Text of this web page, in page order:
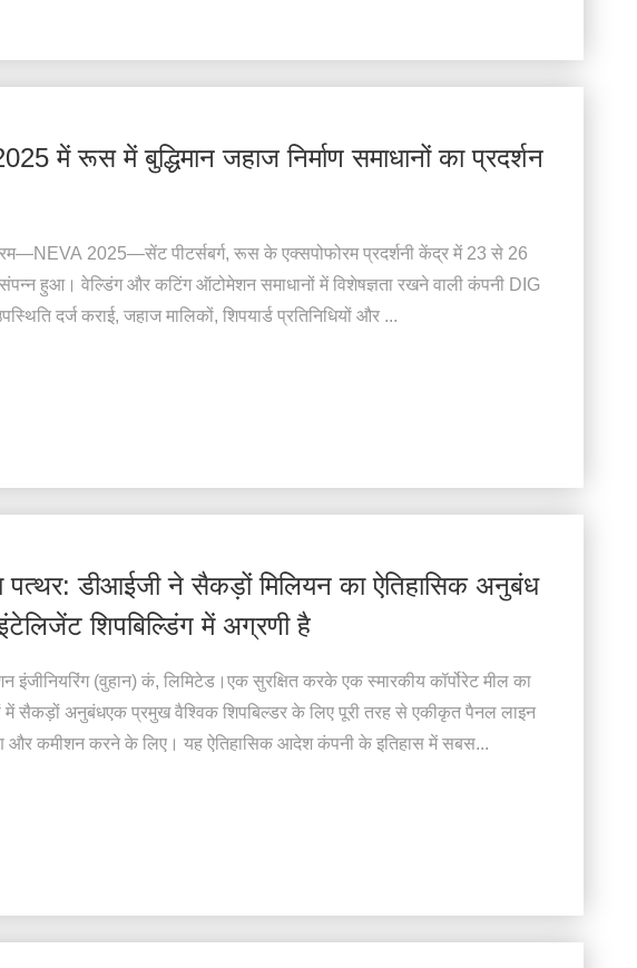
में रूस में बुद्धिमान जहाज निर्माण समाधानों का प्रदर्शन
2025—सेंट पीटर्सबर्ग, रूस के एक्सपोफोरम प्रदर्शनी केंद्र में 23 से 26
हुआ। वेल्डिंग और कटिंग ऑटोमेशन समाधानों में विशेषज्ञता रखने वाली कंपनी DIG
दर्ज कराई, जहाज मालिकों, शिपयार्ड प्रतिनिधियों और ...
पत्थर: डीआईजी ने सैकड़ों मिलियन का ऐतिहासिक अनुबंध
शिपबिल्डिंग में अग्रणी है
इंजीनियरिंग (वुहान) कं, लिमिटेड।एक सुरक्षित करके एक स्मारकीय कॉर्पोरेट मील का
में सैकड़ों अनुबंधएक प्रमुख वैश्विक शिपबिल्डर के लिए पूरी तरह से एकीकृत पैनल लाइन
और कमीशन करने के लिए। यह ऐतिहासिक आदेश कंपनी के इतिहास में सबस...